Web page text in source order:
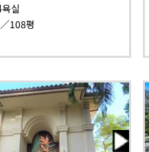
실
108평